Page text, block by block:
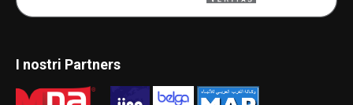
I nostri Partners